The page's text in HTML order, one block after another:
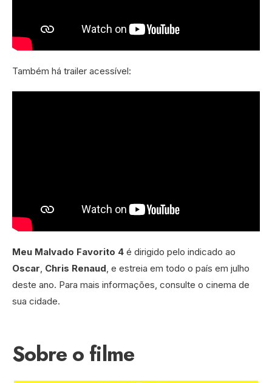
Também há trailer acessível:
Meu Malvado Favorito 4 é dirigido pelo indicado ao
Oscar Chris Renaud , e estreia em todo o país em julho
deste ano. Para mais informações, consulte o cinema de
sua cidade.
Sobre o filme